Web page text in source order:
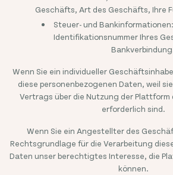
Geschäfts, Art des Geschäfts, Ihre
Steuer- und
Identifikationsnummer Ihres
Wenn Sie ein individueller
diese personenbezogenen Daten, weil
Vertrags über die Nutzung der
erforderlich sind.
Wenn Sie ein Angestellter des
Rechtsgrundlage für die Verarbeitung
Daten unser berechtigtes Interesse, die
können.